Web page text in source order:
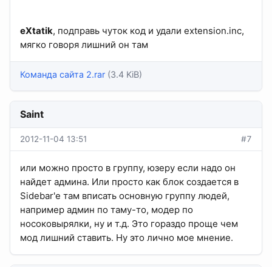
eXtatik, подправь чуток код и удали extension.inc,
мягко говоря лишний он там
Команда сайта 2.rar (3.4 KiB)
Saint
2012-11-04 13:51 #7
или можно просто в группу, юзеру если надо он
найдет админа. Или просто как блок создается в
Sidebar'e там вписать основную группу людей,
например админ по таму-то, модер по
носоковырялки, ну и т.д. Это гораздо проще чем
мод лишний ставить. Ну это лично мое мнение.